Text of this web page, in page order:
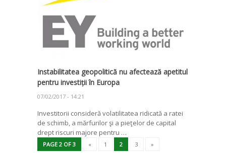
Instabilitatea geopolitică nu afectează apetitul
pentru investiții în Europa
07/02/2017 - 14:21
Investitorii consideră volatilitatea ridicată a ratei
de schimb, a mărfurilor şi a pieţelor de capital
drept riscuri majore pentru …
PAGE 2 OF 3 « 1 2 3 »